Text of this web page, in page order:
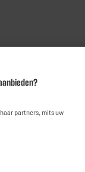
2 128Gb
189
partners, mits uw